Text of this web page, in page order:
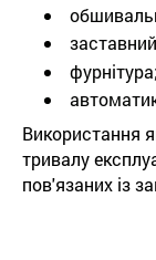
фурнітура;
Використання
тривалу
пов'язаних із